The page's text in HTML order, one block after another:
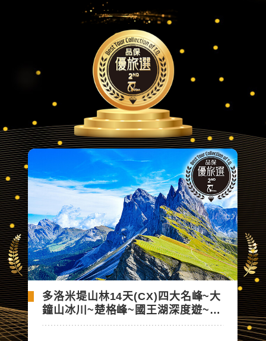
多洛米堤山林14天(CX)四大名峰~大
鐘山冰川~楚格峰~國王湖深度遊~阿
爾卑斯環遊